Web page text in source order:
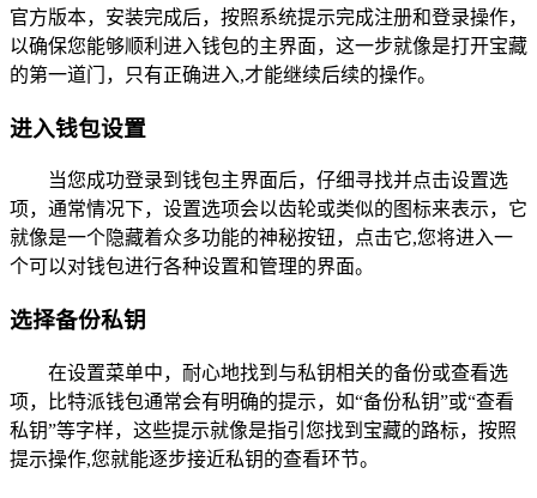
官方版本，安装完成后，按照系统提示完成注册和登录操作，
以确保您能够顺利进入钱包的主界面，这一步就像是打开宝藏
的第一道门，只有正确进入,才能继续后续的操作。
进入钱包设置
当您成功登录到钱包主界面后，仔细寻找并点击设置选
项，通常情况下，设置选项会以齿轮或类似的图标来表示，它
就像是一个隐藏着众多功能的神秘按钮，点击它,您将进入一
个可以对钱包进行各种设置和管理的界面。
选择备份私钥
在设置菜单中，耐心地找到与私钥相关的备份或查看选
项，比特派钱包通常会有明确的提示，如“备份私钥”或“查看
私钥”等字样，这些提示就像是指引您找到宝藏的路标，按照
提示操作,您就能逐步接近私钥的查看环节。